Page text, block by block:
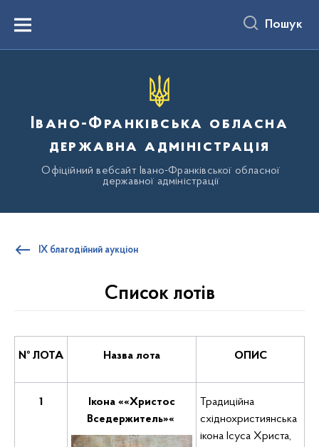
вмістуMenu Пошук
Івано-Франківська обласна
державна адміністрація
Офіційний вебсайт Івано-Франківської обласної
державної адміністрації
IX благодійний аукціон
Список лотів
№ ЛОТА Назва лота ОПИС
1
Ікона ««Христос
Вседержитель»«
Традиційна
східнохристиянська
ікона Ісуса Христа,